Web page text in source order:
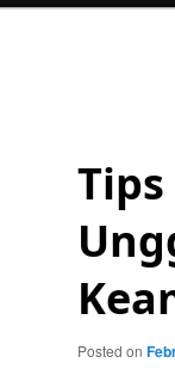
Posted on